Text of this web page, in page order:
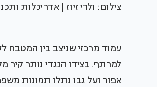
צילום: ולרי זיוז | אדריכלות
עמוד מרכזי שניצב בין המטבח
למרתף. בצידו הנגדי נותר קיר
אפור ועל גבו נתלו תמונות